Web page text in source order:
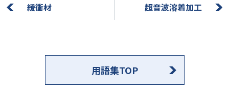
緩衝材 超音波溶着加工
用語集TOP